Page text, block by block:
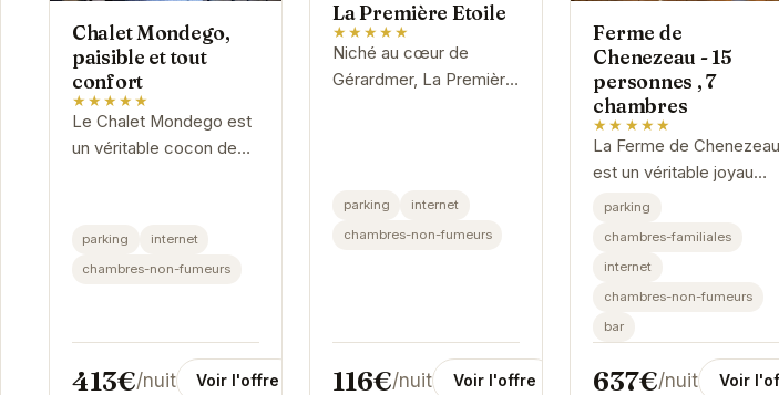
Chalet Mondego,
paisible et tout
confort
★★★★★
Le Chalet Mondego est
un véritable cocon de
parking
internet
chambres-non-fumeurs
413€/nuit Voir l'offre
La Première Etoile
★★★★★
Niché au cœur de
Gérardmer, La Première
équipements...
parking
internet
chambres-non-fumeurs
116€/nuit Voir l'offre
Ferme de
Chenezeau - 15
personnes , 7
chambres
★★★★★
La Ferme de Chenezeau
est un véritable joyau
niché au cœur des
confortablement...
parking
chambres-familiales
internet
chambres-non-fumeurs
bar
637€/nuit Voir